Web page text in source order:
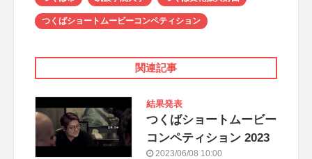
つくばショートムービーコンペティション
関連記事
結果発表
つくばショートムービー
コンペティション 2023
2023/06/08 10:00